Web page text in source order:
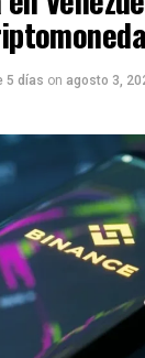
5 días on agosto 3,